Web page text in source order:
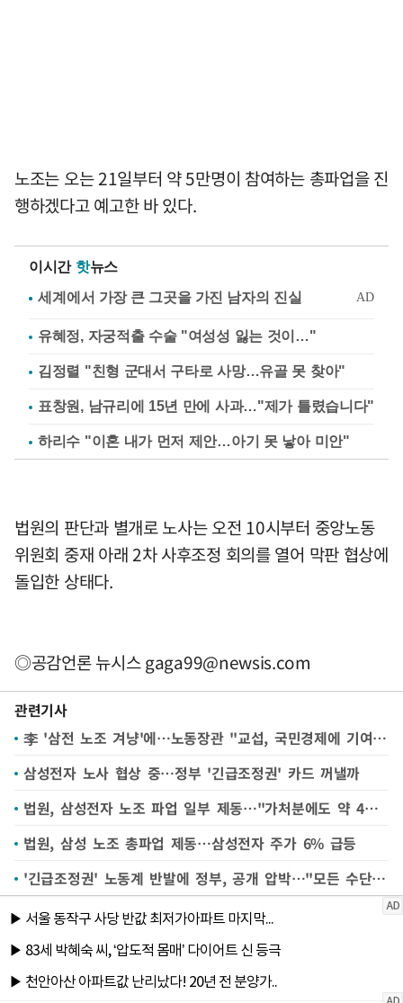
노조는 오는 21일부터 약 5만명이 참여하는 총파업을 진
행하겠다고 예고한 바 있다.
이시간 핫뉴스
유혜정, 자궁적출 수술 "여성성 잃는 것이…"
김정렬 "친형 군대서 구타로 사망…유골 못 찾아"
표창원, 남규리에 15년 만에 사과…"제가 틀렸습니다"
하리수 "이혼 내가 먼저 제안…아기 못 낳아 미안"
법원의 판단과 별개로 노사는 오전 10시부터 중앙노동
위원회 중재 아래 2차 사후조정 회의를 열어 막판 협상에
돌입한 상태다.
◎공감언론 뉴시스gaga99@newsis.com
관련기사
李 '삼전 노조 겨냥'에…노동장관 "교섭, 국민경제에 기여해야"
삼성전자 노사 협상 중…정부 '긴급조정권' 카드 꺼낼까
법원, 삼성전자 노조 파업 일부 제동…"가처분에도 약 4만명 파업 가능할 수"
법원, 삼성 노조 총파업 제동…삼성전자 주가 6% 급등
'긴급조정권' 노동계 반발에 정부, 공개 압박…"모든 수단 대응"